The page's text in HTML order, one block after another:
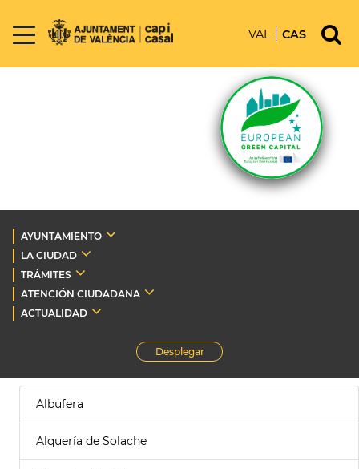
VAL CAS
AYUNTAMIENTO
LA CIUDAD
TRÁMITES
ATENCIÓN CIUDADANA
ACTUALIDAD
Desplegar
Albufera
Alquería de Solache